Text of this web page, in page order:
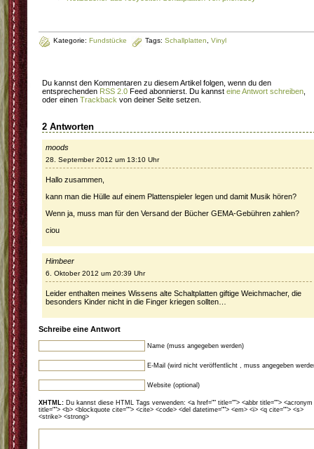
Kategorie: Fundstücke Tags: Schallplatten Vinyl
Du kannst den Kommentaren zu diesem Artikel folgen, wenn du den
entsprechenden RSS 2.0 Feed abonnierst. Du kannst eine Antwort schreiben
oder einen Trackback von deiner Seite setzen.
2 Antworten
moods
28. September 2012 um 13:10 Uhr
Hallo zusammen,
kann man die Hülle auf einem Plattenspieler legen und damit Musik hören?
Wenn ja, muss man für den Versand der Bücher GEMA-Gebühren zahlen?
ciou
Himbeer
6. Oktober 2012 um 20:39 Uhr
Leider enthalten meines Wissens alte Schaltplatten giftige Weichmacher, die
besonders Kinder nicht in die Finger kriegen sollten…
Schreibe eine Antwort
Name (muss angegeben werden)
E-Mail (wird nicht veröffentlicht , muss angegeben
Website (optional)
XHTML: Du kannst diese HTML Tags verwenden: <a href="" title=""> <abbr title=""> <acronym
title=""> <b> <blockquote cite=""> <cite> <code> <del datetime=""> <em> <i> <q cite=""> <s>
<strike> <strong>